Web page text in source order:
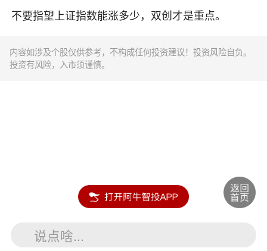
不要指望上证指数能涨多少，双创才是重点。
内容如涉及个股仅供参考，不构成任何投资建议！投资风险自负。
投资有风险，入市须谨慎。
说点啥...